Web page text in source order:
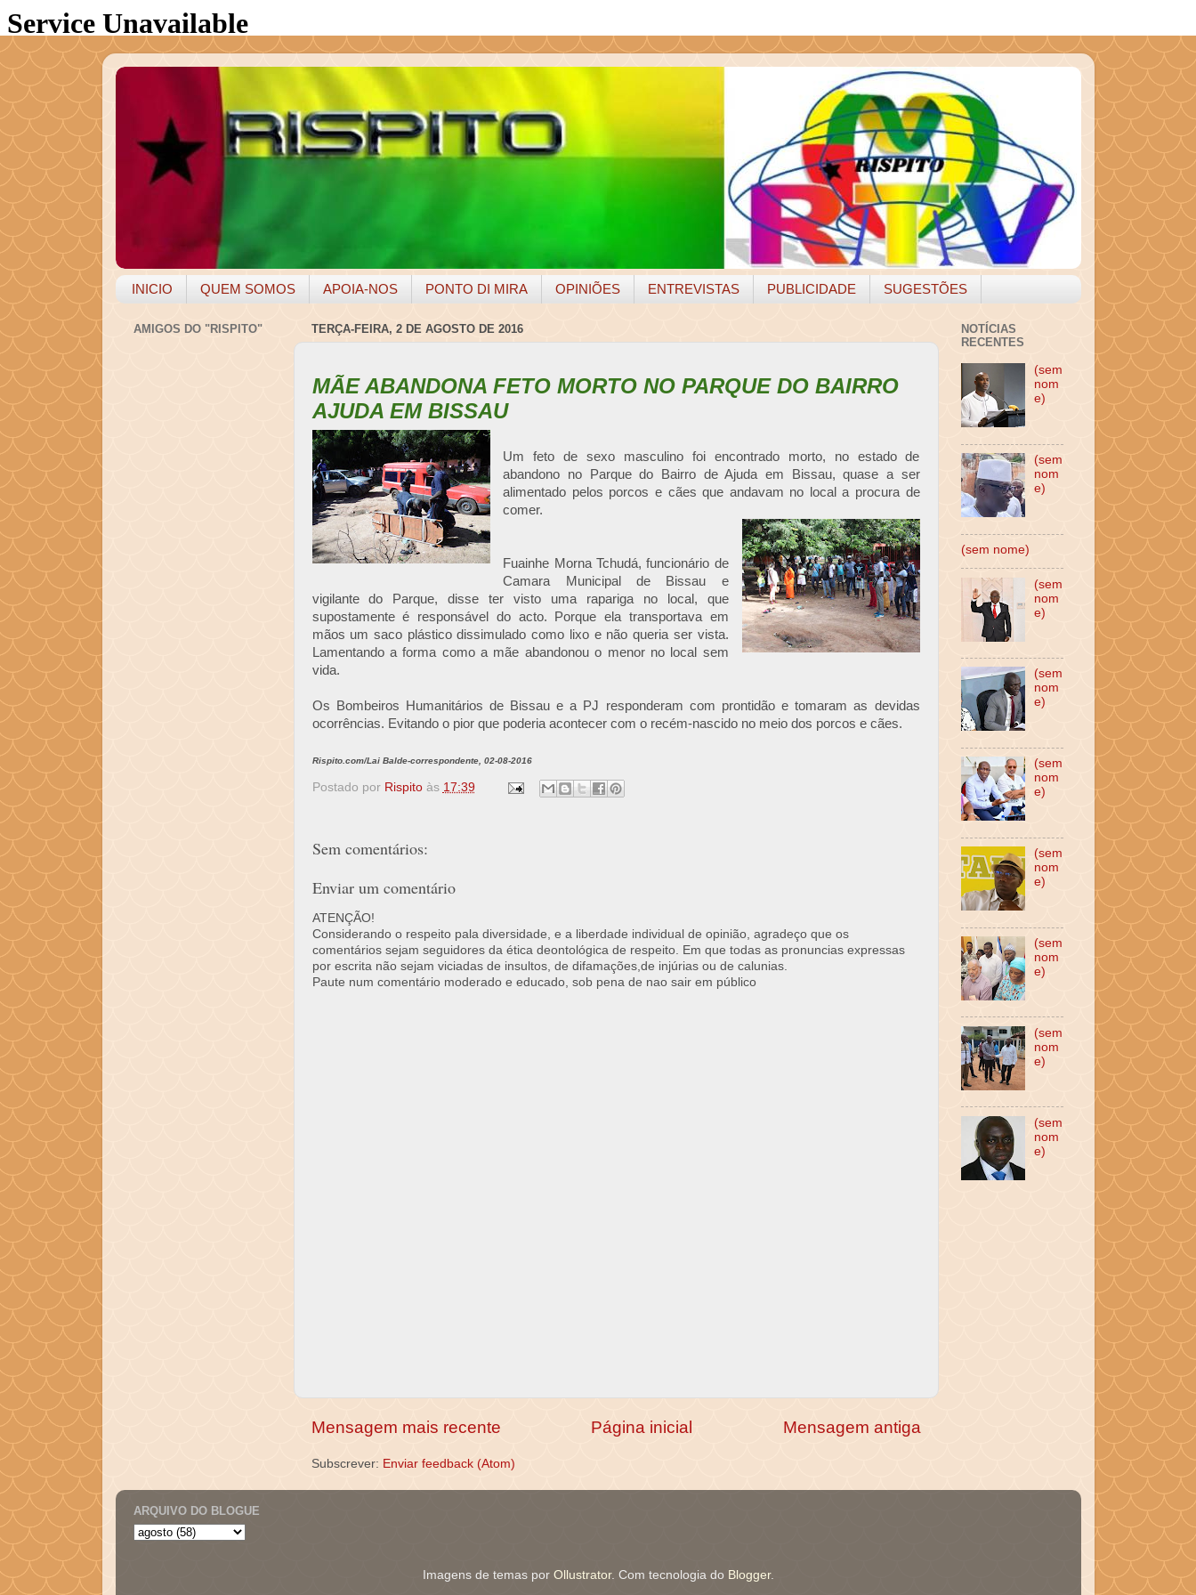
INICIO QUEM SOMOS APOIA-NOS PONTO DI MIRA OPINIÕES ENTREVISTAS PUBLICIDADE SUGESTÕES
TERÇA-FEIRA, 2 DE AGOSTO DE 2016
MÃE ABANDONA FETO MORTO NO PARQUE DO BAIRRO
AJUDA EM BISSAU
Um feto de sexo masculino foi encontrado morto, no estado de
abandono no Parque do Bairro de Ajuda em Bissau, quase a ser
alimentado pelos porcos e cães que andavam no local a procura de
comer.
Fuainhe Morna Tchudá, funcionário de
Camara Municipal de Bissau e
vigilante do Parque, disse ter visto uma rapariga no local, que
supostamente é responsável do acto. Porque ela transportava em
mãos um saco plástico dissimulado como lixo e não queria ser vista.
Lamentando a forma como a mãe abandonou o menor no local sem
vida.
Os Bombeiros Humanitários de Bissau e a PJ responderam com prontidão e tomaram as devidas
ocorrências. Evitando o pior que poderia acontecer com o recém-nascido no meio dos porcos e cães.
Rispito.com/Lai Balde-correspondente, 02-08-2016
Postado por Rispito às 17:39
Sem comentários:
Enviar um comentário
ATENÇÃO!
Considerando o respeito pala diversidade, e a liberdade individual de opinião, agradeço que os
comentários sejam seguidores da ética deontológica de respeito. Em que todas as pronuncias expressas
por escrita não sejam viciadas de insultos, de difamações,de injúrias ou de calunias.
Paute num comentário moderado e educado, sob pena de nao sair em público
Mensagem mais recente Mensagem antiga
Página inicial
Subscrever: Enviar feedback (Atom)
AMIGOS DO "RISPITO"
NOTÍCIAS
RECENTES
(sem
nom
e)
(sem
nom
e)
(sem nome)
(sem
nom
e)
(sem
nom
e)
(sem
nom
e)
(sem
nom
e)
(sem
nom
e)
(sem
nom
e)
(sem
nom
e)
ARQUIVO DO BLOGUE
Imagens de temas por Ollustrator. Com tecnologia do Blogger.